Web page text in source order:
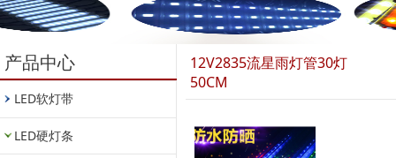
产品中心
LED软灯带
LED硬灯条
12V2835流星雨灯管30灯
50CM